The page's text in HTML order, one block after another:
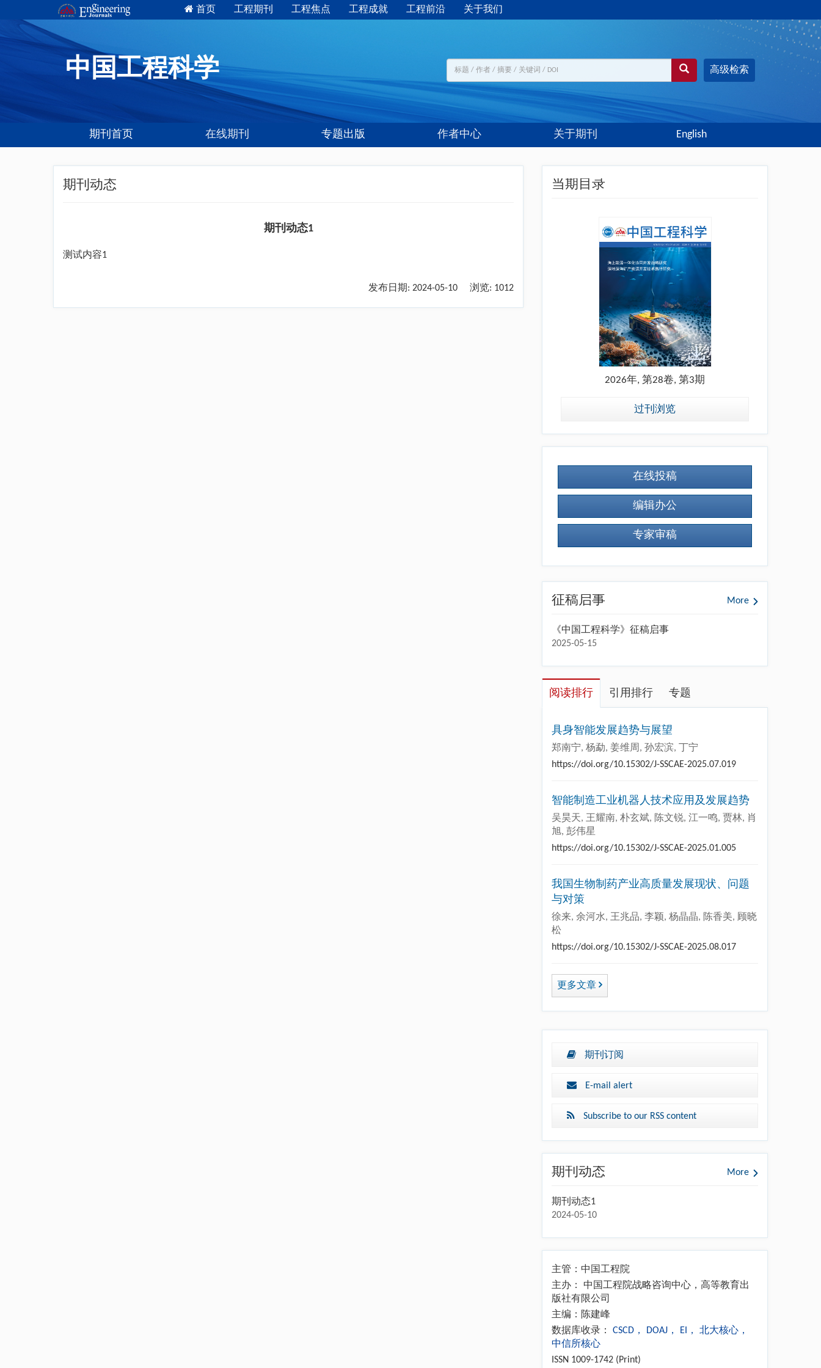
首页 工程期刊 工程焦点 工程成就 工程前沿 关于我们
中国工程科学 高级检索
期刊首页 在线期刊 专题出版 作者中心 关于期刊 English
期刊动态
期刊动态1
测试内容1
发布日期: 2024-05-10 浏览: 1012
当期目录
2026年, 第28卷, 第3期
过刊浏览
在线投稿
编辑办公
专家审稿
征稿启事 More
《中国工程科学》征稿启事
2025-05-15
阅读排行 引用排行 专题
具身智能发展趋势与展望
郑南宁, 杨勐, 姜维周, 孙宏滨, 丁宁
https://doi.org/10.15302/J-SSCAE-2025.07.019
智能制造工业机器人技术应用及发展趋势
吴昊天, 王耀南, 朴玄斌, 陈文锐, 江一鸣, 贾林, 肖
旭, 彭伟星
https://doi.org/10.15302/J-SSCAE-2025.01.005
我国生物制药产业高质量发展现状、问题
与对策
徐来, 余河水, 王兆品, 李颖, 杨晶晶, 陈香美, 顾晓
松
https://doi.org/10.15302/J-SSCAE-2025.08.017
更多文章
期刊订阅
E-mail alert
Subscribe to our RSS content
期刊动态 More
期刊动态1
2024-05-10
主管：中国工程院
主办： 中国工程院战略咨询中心，高等教育出
版社有限公司
主编：陈建峰
数据库收录： CSCD， DOAJ， EI， 北大核心，
中信所核心
ISSN 1009-1742 (Print)